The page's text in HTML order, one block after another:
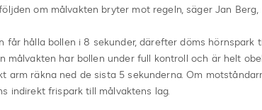
om målvakten bryter mot regeln, säger Jan
får hålla bollen i 8 sekunder, därefter döms
målvakten har bollen under full kontroll och är helt
arm räkna ned de sista 5 sekunderna. Om
indirekt frispark till målvaktens lag.